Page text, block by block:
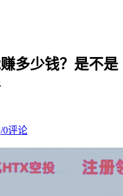
多少钱？是不是
/0评论